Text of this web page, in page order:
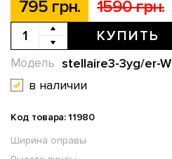
795 грн. 1590 грн.
КУПИТЬ
stellaire3-3yg/er-W
Модель
в наличии
Код товара: 11980
Ширина оправы